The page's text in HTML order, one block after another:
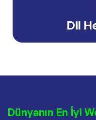
Dil
Dünyanın En İyi